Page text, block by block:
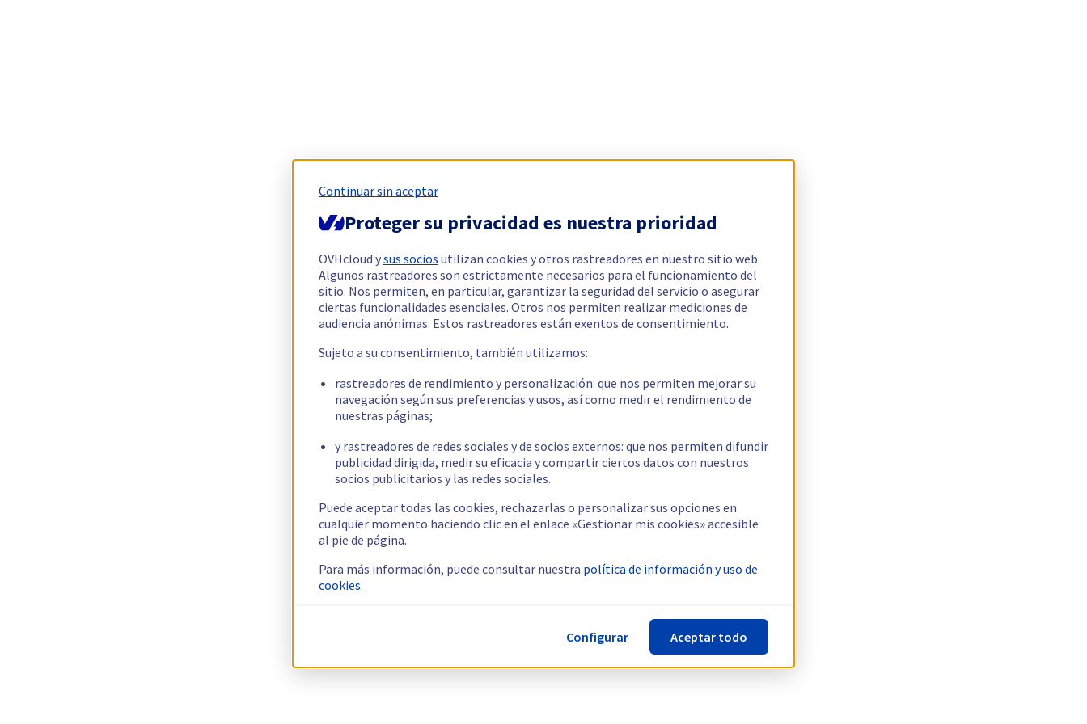
Continuar sin aceptar
Proteger su privacidad es nuestra prioridad
OVHcloud ysus socios utilizan cookies y otros rastreadores en nuestro sitio web.
Algunos rastreadores son estrictamente necesarios para el funcionamiento del
sitio. Nos permiten, en particular, garantizar la seguridad del servicio o asegurar
ciertas funcionalidades esenciales. Otros nos permiten realizar mediciones de
audiencia anónimas. Estos rastreadores están exentos de consentimiento.
Sujeto a su consentimiento, también utilizamos:
rastreadores de rendimiento y personalización: que nos permiten mejorar su
navegación según sus preferencias y usos, así como medir el rendimiento de
nuestras páginas;
y rastreadores de redes sociales y de socios externos: que nos permiten difundir
publicidad dirigida, medir su eficacia y compartir ciertos datos con nuestros
socios publicitarios y las redes sociales.
Puede aceptar todas las cookies, rechazarlas o personalizar sus opciones en
cualquier momento haciendo clic en el enlace «Gestionar mis cookies» accesible
al pie de página.
Para más información, puede consultar nuestra política de información y uso de
cookies.
Configurar Aceptar todo